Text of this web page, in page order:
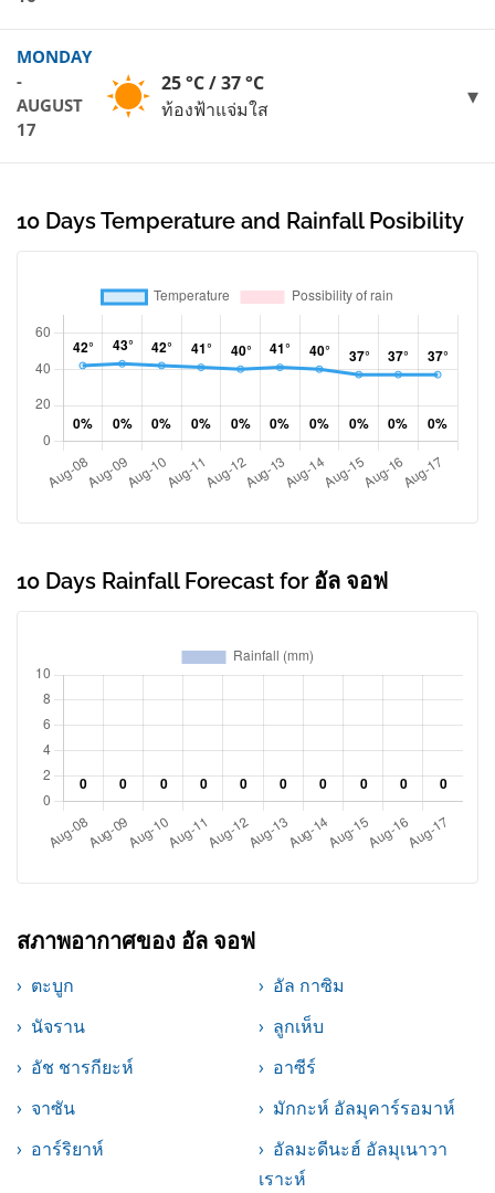
MONDAY
-
AUGUST
17
25 °C / 37 °C
ท้องฟ้าแจ่มใส
10 Days Temperature and Rainfall Posibility
10 Days Rainfall Forecast for อัล จอฟ
สภาพอากาศของ อัล จอฟ
ตะบูก
อัล กาซิม
นัจราน
ลูกเห็บ
อัช ชารกียะห์
อาซีร์
จาซัน
มักกะห์ อัลมุคาร์รอมาห์
อาร์ริยาห์
อัลมะดีนะฮ์ อัลมุเนาวา
เราะห์